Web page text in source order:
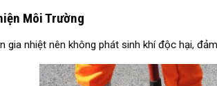
Môi Trường
gia nhiệt nên không phát sinh khí độc hại,